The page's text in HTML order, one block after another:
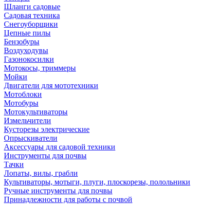
Шланги садовые
Садовая техника
Снегоуборщики
Цепные пилы
Бензобуры
Воздуходувы
Газонокосилки
Мотокосы, триммеры
Мойки
Двигатели для мототехники
Мотоблоки
Мотобуры
Мотокультиваторы
Измельчители
Кусторезы электрические
Опрыскиватели
Аксессуары для садовой техники
Инструменты для почвы
Тачки
Лопаты, вилы, грабли
Культиваторы, мотыги, плуги, плоскорезы, полольники
Ручные инструменты для почвы
Принадлежности для работы с почвой